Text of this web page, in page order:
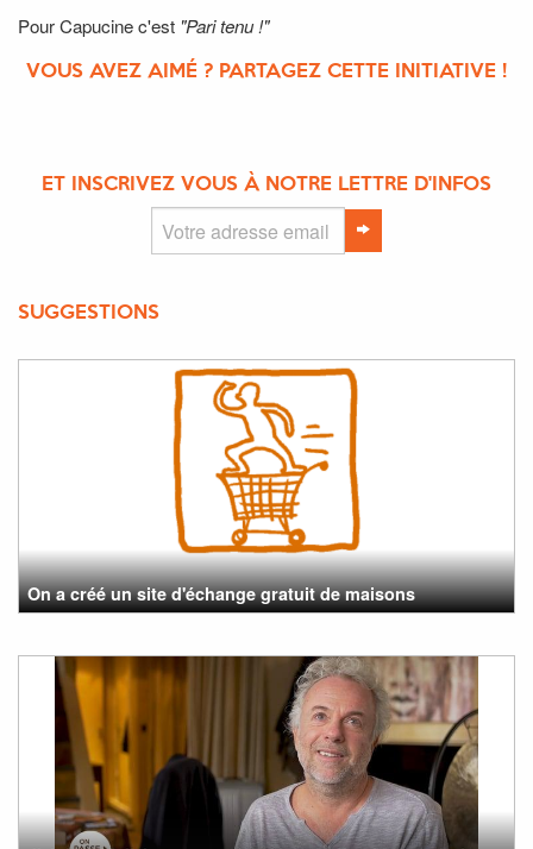
Pour Capucine c'est "Pari tenu !"
VOUS AVEZ AIMÉ ? PARTAGEZ CETTE INITIATIVE !
ET INSCRIVEZ VOUS À NOTRE LETTRE D'INFOS
SUGGESTIONS
On a créé un site d'échange gratuit de maisons